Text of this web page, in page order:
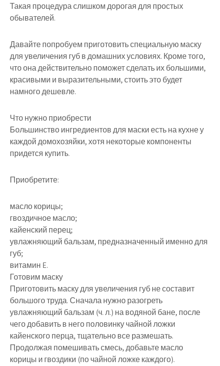
Такая процедура слишком дорогая для простых
обывателей.
Давайте попробуем приготовить специальную маску
для увеличения губ в домашних условиях. Кроме того,
что она действительно поможет сделать их большими,
красивыми и выразительными, стоить это будет
намного дешевле.
Что нужно приобрести
Большинство ингредиентов для маски есть на кухне у
каждой домохозяйки, хотя некоторые компоненты
придется купить.
Приобретите:
масло корицы;
гвоздичное масло;
кайенский перец;
увлажняющий бальзам, предназначенный именно для
губ;
витамин E.
Готовим маску
Приготовить маску для увеличения губ не составит
большого труда. Сначала нужно разогреть
увлажняющий бальзам (ч. л.) на водяной бане, после
чего добавить в него половинку чайной ложки
кайенского перца, тщательно все размешать.
Продолжая помешивать смесь, добавьте масло
корицы и гвоздики (по чайной ложке каждого).